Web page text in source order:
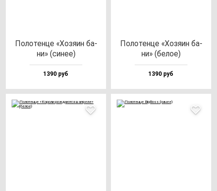
Поло­тен­це «Хозя­ин ба­
ни» (си­нее)
1390 руб
Поло­тен­це «Хозя­ин ба­
ни» (бе­лое)
1390 руб